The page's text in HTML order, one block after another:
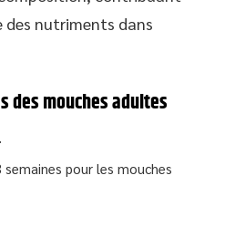
des nutriments dans
des mouches adultes
semaines pour les mouches